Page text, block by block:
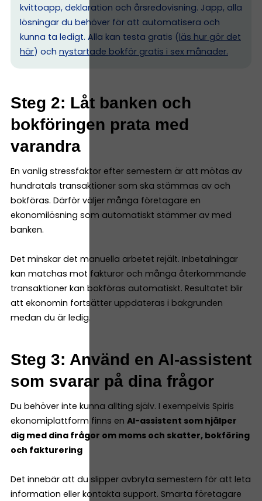
kvittoapp, deklaration och årsredovisning. Japp, alla
lösningar du behöver för att automatisera och
kunna ta ledigt. Alla kan testa gratis (läs hur gör det
här) och nystartade bokför gratis i sex månader.
Steg 2: Låt banken och
bokföringen prata med
varandra
En vanlig stressfaktor efter semestern är att mötas av
hundratals transaktioner som ska stämmas av och
bokföras. Därför väljer många företagare en
ekonomilösning som automatiskt stämmer av med
banken.
Det minskar det manuella arbetet rejält. Inbetalningar
kan matchas mot fakturor och många återkommande
transaktioner kan bokföras automatiskt. Resultatet blir
att ekonomin fortsätter uppdateras i bakgrunden
medan du är ledig.
Steg 3: Använd en AI-assistent
som svarar på dina frågor
Du behöver inte kunna allting själv. I exempelvis Spiris
ekonomiplattform finns en AI-assistent som hjälper
dig med dina frågor om moms och skatter, bokföring
och fakturering
Det innebär att du slipper avbryta semestern för att leta
information eller kontakta support. Smarta företagare